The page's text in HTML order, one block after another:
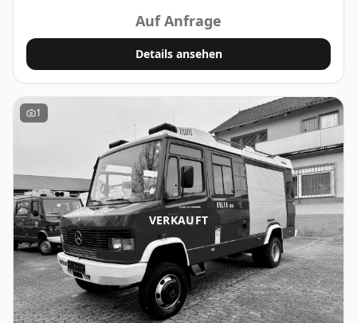
Auf Anfrage
Details ansehen
VERKAUFT
1